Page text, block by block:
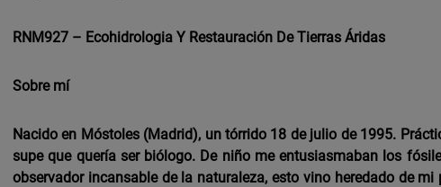
RNM927 – Ecohidrologia Y Restauración De Tierras Áridas
Sobre mí
Nacido en Móstoles (Madrid), un tórrido 18 de julio de 1995.
supe que quería ser biólogo. De niño me entusiasmaban los
observador incansable de la naturaleza, esto vino heredado de